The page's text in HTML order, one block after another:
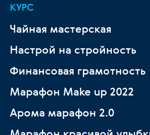
КУРС
Чайная мастерская
Настрой на стройность
Финансовая грамотность
Марафон Make up 2022
Арома марафон 2.0